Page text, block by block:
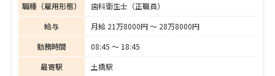
職種（雇用形態）
歯科衛生士（正職員）
給与
月給 21万8000円 〜 28万8000円
勤務時間
08:45 〜 18:45
最寄駅
土橋駅